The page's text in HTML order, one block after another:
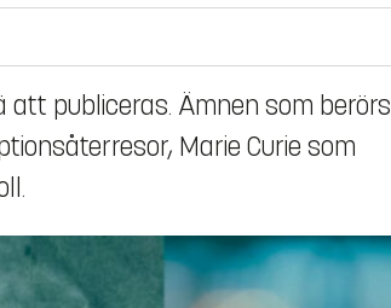
publiceras. Ämnen som berörs
Marie Curie som